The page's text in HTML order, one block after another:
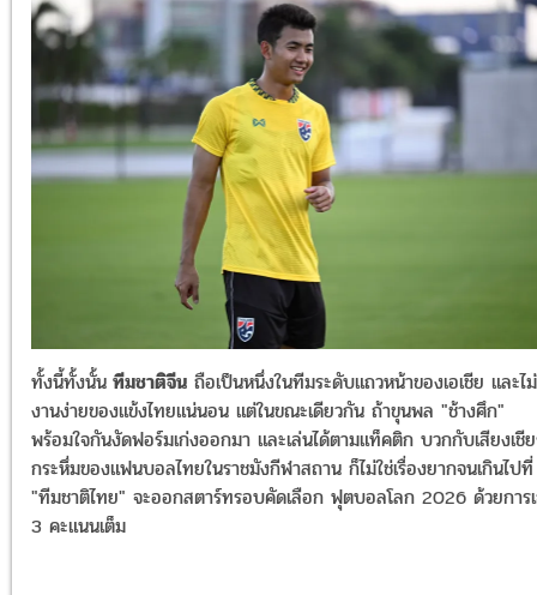
ทั้งนี้ทั้งนั้น ทีมชาติจีน ถือเป็นหนึ่งในทีมระดับแถวหน้าของเอเชีย และไ
งานง่ายของแข้งไทยแน่นอน แต่ในขณะเดียวกัน ถ้าขุนพล "ช้างศึก"
พร้อมใจกันงัดฟอร์มเก่งออกมา และเล่นได้ตามแท็คติก บวกกับเสียงเชี
กระหึ่มของแฟนบอลไทยในราชมังกีฬาสถาน ก็ไม่ใช่เรื่องยากจนเกินไปที่
"ทีมชาติไทย" จะออกสตาร์ทรอบคัดเลือก ฟุตบอลโลก 2026 ด้วยการ
3 คะแนนเต็ม